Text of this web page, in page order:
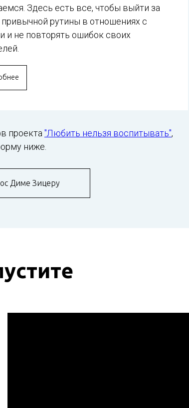
Здесь есть все, чтобы выйти за
рутины в отношениях с
и не повторять ошибок своих
проекта "Любить нельзя воспитывать",
ниже.
Диме Зицеру